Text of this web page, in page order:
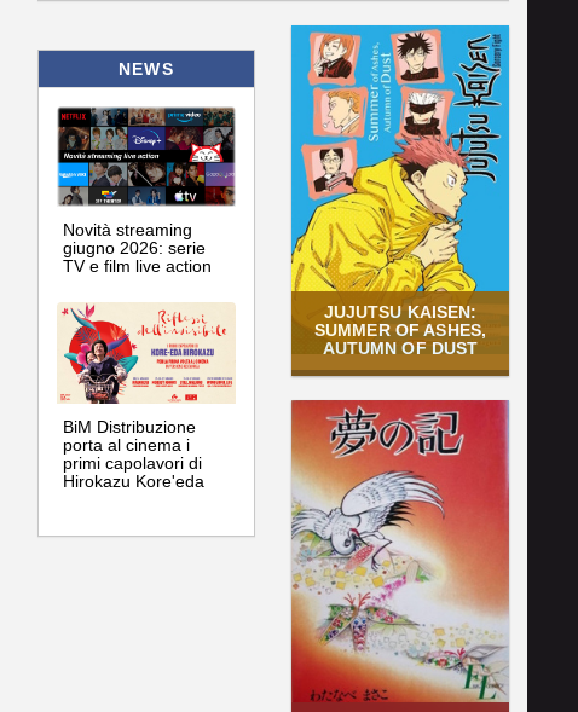
NEWS
Novità streaming
giugno 2026: serie
TV e film live action
BiM Distribuzione
porta al cinema i
primi capolavori di
Hirokazu Kore'eda
JUJUTSU KAISEN:
SUMMER OF ASHES,
AUTUMN OF DUST